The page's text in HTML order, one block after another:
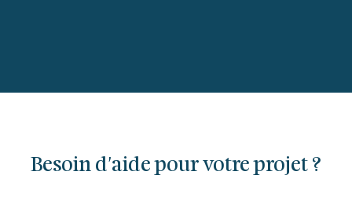
Besoin d'aide pour votre projet ?